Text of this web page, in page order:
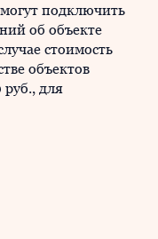
подключить
об объекте
стоимость
объектов
руб., для